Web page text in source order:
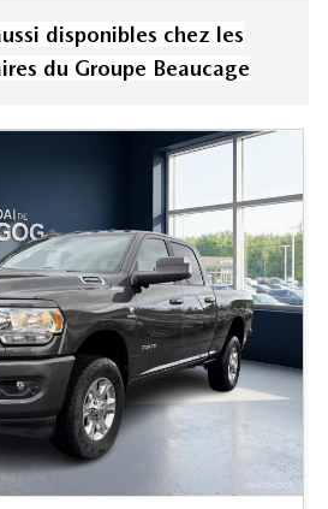
disponibles chez les
du Groupe Beaucage